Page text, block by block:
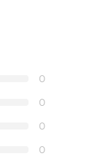
0
0
0
0